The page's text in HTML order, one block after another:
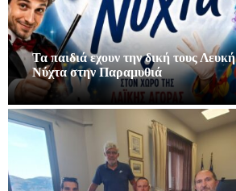
Τα παιδιά εχουν την δική τους Λευκή
Νύχτα στην Παραμυθιά